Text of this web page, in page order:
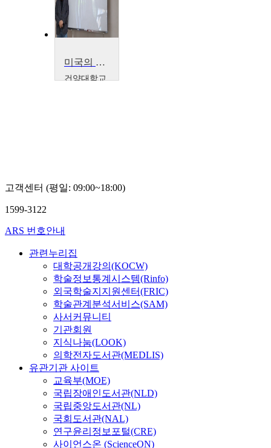
미국의 문화와 역사
건양대학교
고객센터 (평일: 09:00~18:00)
1599-3122
ARS 번호안내
관련누리집
대학공개강의(KOCW)
학술정보통계시스템(Rinfo)
외국학술지지원센터(FRIC)
학술관계분석서비스(SAM)
사서커뮤니티
기관회원
지식나눔(LOOK)
의학전자도서관(MEDLIS)
유관기관 사이트
교육부(MOE)
국립장애인도서관(NLD)
국립중앙도서관(NL)
국회도서관(NAL)
연구윤리정보포털(CRE)
사이언스온 (ScienceON)